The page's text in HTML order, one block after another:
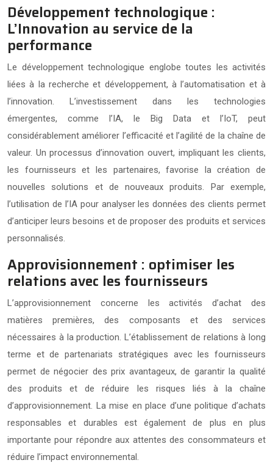
Développement technologique :
L’Innovation au service de la
performance
Le développement technologique englobe toutes les activités
liées à la recherche et développement, à l’automatisation et à
l’innovation. L’investissement dans les technologies
émergentes, comme l’IA, le Big Data et l’IoT, peut
considérablement améliorer l’efficacité et l’agilité de la chaîne de
valeur. Un processus d’innovation ouvert, impliquant les clients,
les fournisseurs et les partenaires, favorise la création de
nouvelles solutions et de nouveaux produits. Par exemple,
l’utilisation de l’IA pour analyser les données des clients permet
d’anticiper leurs besoins et de proposer des produits et services
personnalisés.
Approvisionnement : optimiser les
relations avec les fournisseurs
L’approvisionnement concerne les activités d’achat des
matières premières, des composants et des services
nécessaires à la production. L’établissement de relations à long
terme et de partenariats stratégiques avec les fournisseurs
permet de négocier des prix avantageux, de garantir la qualité
des produits et de réduire les risques liés à la chaîne
d’approvisionnement. La mise en place d’une politique d’achats
responsables et durables est également de plus en plus
importante pour répondre aux attentes des consommateurs et
réduire l’impact environnemental.